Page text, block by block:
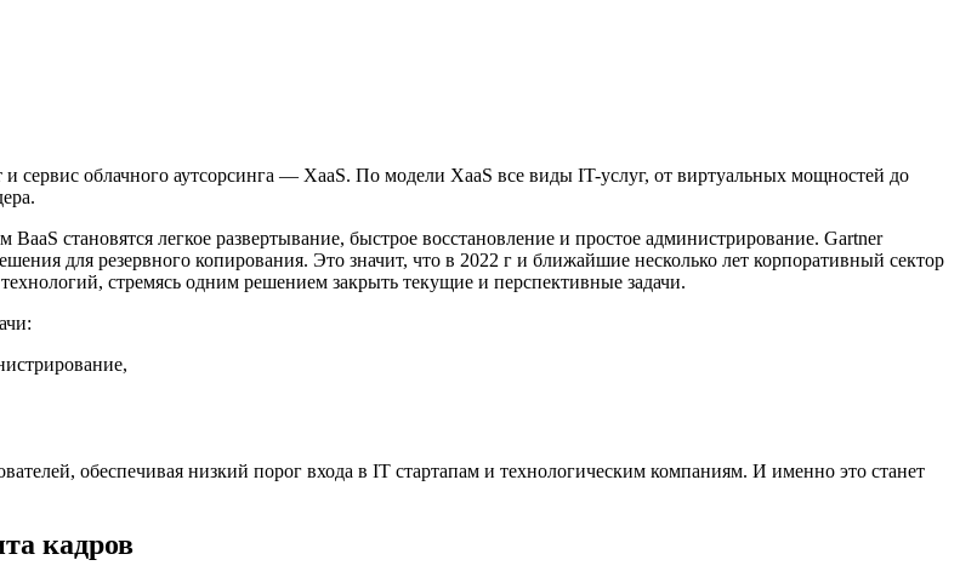
сервис облачного аутсорсинга — XaaS. По модели XaaS все виды IT-услуг, от виртуальных мощностей до
становятся легкое развертывание, быстрое восстановление и простое администрирование. Gartner
для резервного копирования. Это значит, что в 2022 г и ближайшие несколько лет корпоративный сектор
стремясь одним решением закрыть текущие и перспективные задачи.
обеспечивая низкий порог входа в IT стартапам и технологическим компаниям. И именно это станет
кадров